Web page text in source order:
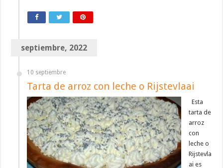
septiembre, 2022
10 septiembre
Tarta de arroz con leche o Rijstevlaai
Esta
tarta de
arroz
con
leche o
Rijstevla
ai es